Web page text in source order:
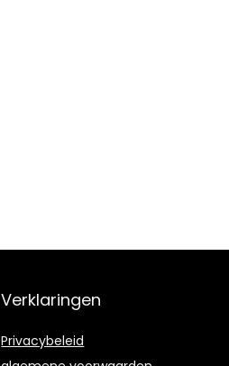
Verklaringen
Privacybeleid